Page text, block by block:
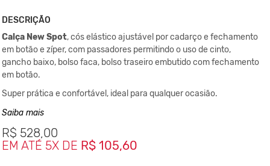
DESCRIÇÃO
Calça New Spot,cós elástico ajustável por cadarço e fechamento
em botão e zíper, com passadores permitindo o uso de cinto,
gancho baixo, bolso faca, bolso traseiro embutido com fechamento
em botão.
Super prática e confortável, ideal para qualquer ocasião.
Composição
Sarja - 98%algodão,2% elastano.
Saiba mais
R$ 528,00
EM ATÉ 5X DE R$ 105,60